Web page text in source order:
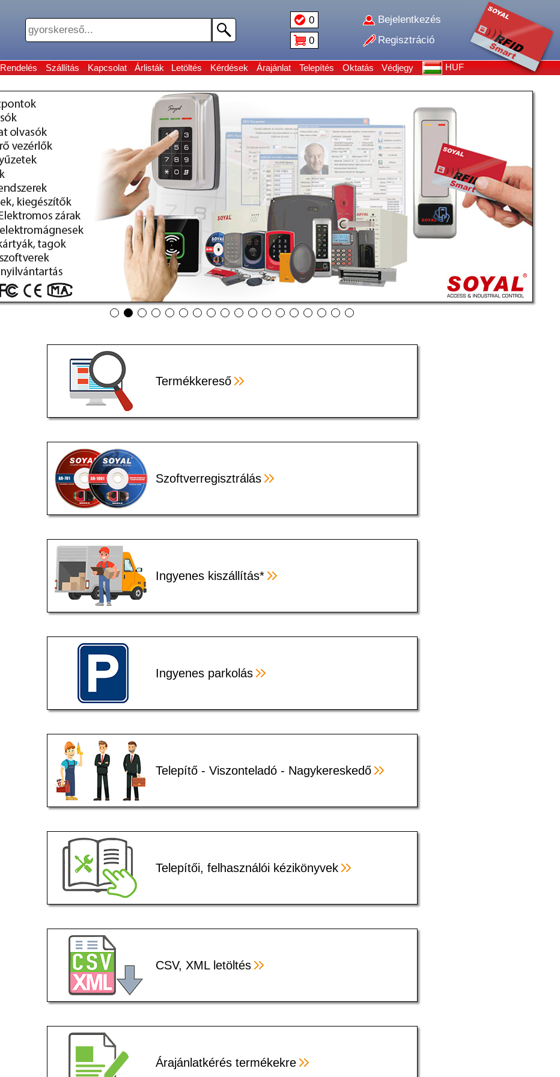
0
0
Bejelentkezés
Regisztráció
Rendelés Szállítás Kapcsolat Árlisták Letöltés Kérdések Árajánlat Telepítés Oktatás Védjegy HUF
Termékkereső
Szoftverregisztrálás
Ingyenes kiszállítás*
Ingyenes parkolás
Telepítő - Viszonteladó - Nagykereskedő
Telepítői, felhasználói kézikönyvek
CSV, XML letöltés
Árajánlatkérés termékekre